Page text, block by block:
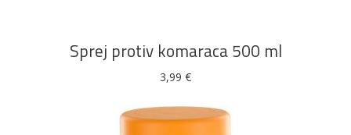
Sprej protiv komaraca 500 ml
3,99 €